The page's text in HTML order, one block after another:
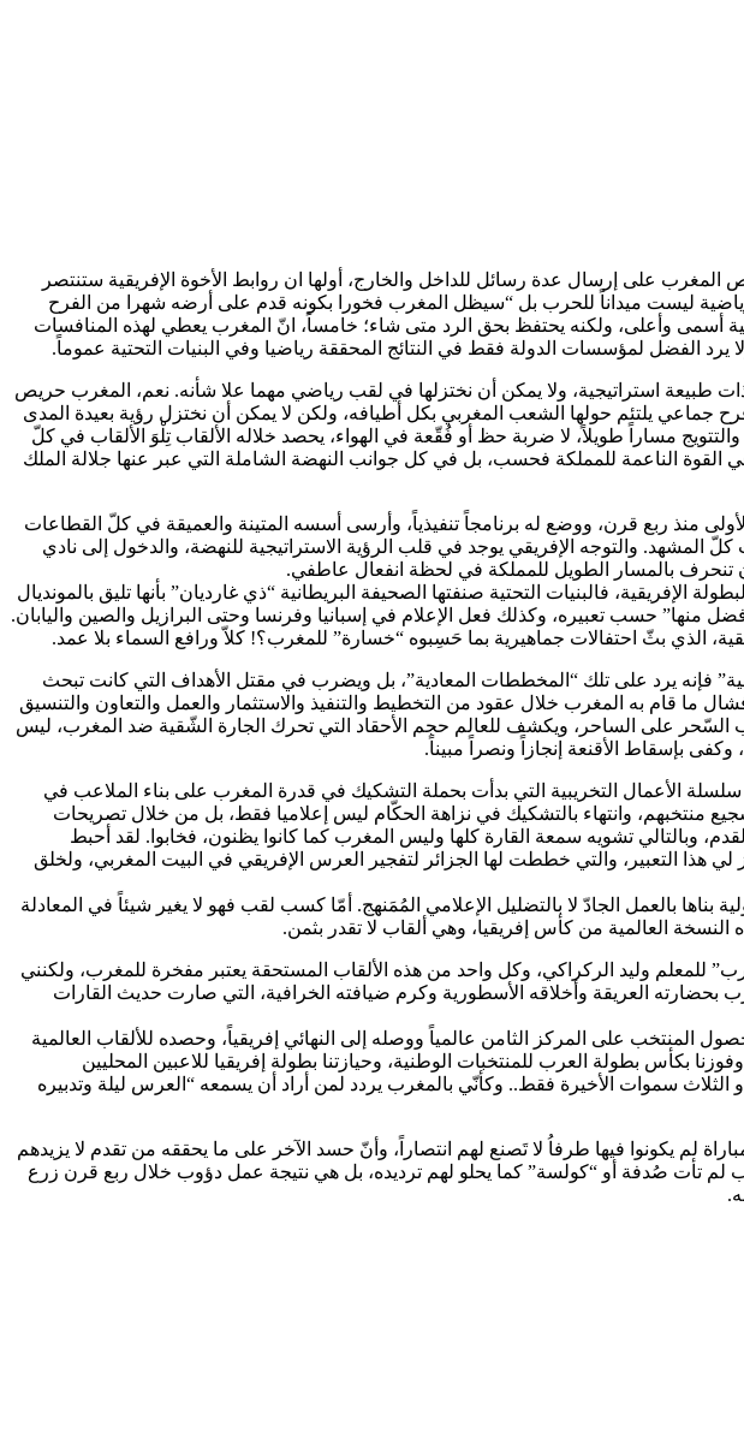
الصادر عن الديوان الملكي حول مجريات كأس إفريقيا يوم الخميس 22 يناير 2026، يتبين حرص المغرب على إرسال عدة رسائل للداخل والخارج، أولها ان روابط الأخوة الإفريقية ستنتصر
الرياضية ليست ميداناً للحرب بل “سيظل المغرب فخورا بكونه قدم على أرضه شهرا من الفرح
أسمى وأعلى، ولكنه يحتفظ بحق الرد متى شاء؛ خامساً، انّ المغرب يعطي لهذه المنافسات
يرد الفضل لمؤسسات الدولة فقط في النتائج المحققة رياضيا وفي البنيات التحتية عموماً.
طبيعة استراتيجية، ولا يمكن أن نختزلها في لقب رياضي مهما علا شأنه. نعم، المغرب حريص
جماعي يلتئم حولها الشعب المغربي بكل أطيافه، ولكن لا يمكن أن نختزل رؤية بعيدة المدى
مساراً طويلاً، لا ضربة حظ أو فُقّعة في الهواء، يحصد خلاله الألقاب تِلْوَ الألقاب في كلّ
في القوة الناعمة للمملكة فحسب، بل في كل جوانب النهضة الشاملة التي عبر عنها جلالة الملك
منذ ربع قرن، ووضع له برنامجاً تنفيذياً، وأرسى أسسه المتينة والعميقة في كلّ القطاعات
كلّ المشهد. والتوجه الإفريقي يوجد في قلب الرؤية الاستراتيجية للنهضة، والدخول إلى نادي
تنحرف بالمسار الطويل للمملكة في لحظة انفعال عاطفي.
الإفريقية، فالبنيات التحتية صنفتها الصحيفة البريطانية “ذي غارديان” بأنها تليق بالمونديال
منها” حسب تعبيره، وكذلك فعل الإعلام في إسبانيا وفرنسا وحتى البرازيل والصين واليابان.
الذي بثّ احتفالات جماهيرية بما حَسِبوه “خسارة” للمغرب؟! كلاّ ورافع السماء بلا عمد.
فإنه يرد على تلك “المخططات المعادية”، بل ويضرب في مقتل الأهداف التي كانت تبحث
ما قام به المغرب خلال عقود من التخطيط والتنفيذ والاستثمار والعمل والتعاون والتنسيق
السّحر على الساحر، ويكشف للعالم حجم الأحقاد التي تحرك الجارة الشّقية ضد المغرب، ليس
بإسقاط الأقنعة إنجازاً ونصراً مبيناً.
الأعمال التخريبية التي بدأت بحملة التشكيك في قدرة المغرب على بناء الملاعب في
منتخبهم، وانتهاء بالتشكيك في نزاهة الحكّام ليس إعلاميا فقط، بل من خلال تصريحات
وبالتالي تشويه سمعة القارة كلها وليس المغرب كما كانوا يظنون، فخابوا. لقد أحبط
لي هذا التعبير، والتي خططت لها الجزائر لتفجير العرس الإفريقي في البيت المغربي، ولخلق
بالعمل الجادّ لا بالتضليل الإعلامي المُمَنهج. أمّا كسب لقب فهو لا يغير شيئاً في المعادلة
النسخة العالمية من كأس إفريقيا، وهي ألقاب لا تقدر بثمن.
للمعلم وليد الركراكي، وكل واحد من هذه الألقاب المستحقة يعتبر مفخرة للمغرب، ولكنني
بحضارته العريقة وأخلاقه الأسطورية وكرم ضيافته الخرافية، التي صارت حديث القارات
على المركز الثامن عالمياً ووصله إلى النهائي إفريقياً، وحصده للألقاب العالمية
سواها، ومنها ببلوغنا نصف نهائي المونديال وتحقيقينا بطولة العالم في كرة القدم لأقل من 20 سنة، وفوزنا بكأس بطولة العرب للمنتخبات الوطنية، وحيازتنا بطولة إفريقيا للاعبين المحليين
كل هذا خلال السنتين أو الثلاث سموات الأخيرة فقط.. وكأنّي بالمغرب يردد لمن أراد أن يسمعه “العرس ليلة وتدبيره
لم يكونوا فيها طرفاُ لا تَصنع لهم انتصاراً، وأنّ حسد الآخر على ما يحققه من تقدم لا يزيدهم
لم تأت صُدفة أو “كولسة” كما يحلو لهم ترديده، بل هي نتيجة عمل دؤوب خلال ربع قرن زرع